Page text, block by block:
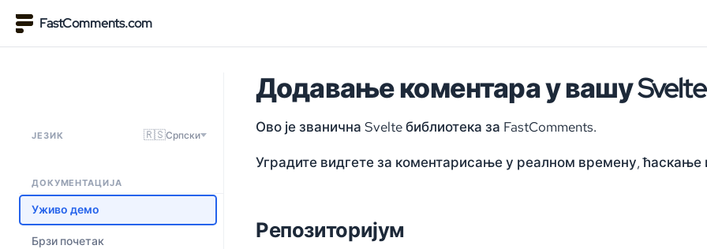
FastComments.com
ЈЕЗИК 🇷🇸Српски
ДОКУМЕНТАЦИЈА
Уживо демо
Брзи почетак
Додавање коментара у вашу
Ово је званична Svelte библиотека за FastComments.
Уградите видгете за коментарисање у реалном времену, ћаскање
Репозиторијум